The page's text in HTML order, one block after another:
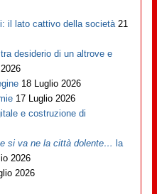
il lato cattivo della società 21
desiderio di un altrove e
18 Luglio 2026
17 Luglio 2026
e costruzione di
si va ne la città dolente… la
2026
2026